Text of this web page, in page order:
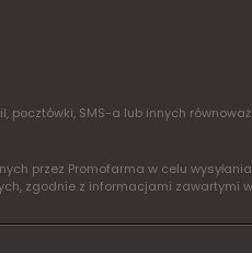
SMS-a lub innych
przez Promofarma w celu
zgodnie z informacjami zawartymi